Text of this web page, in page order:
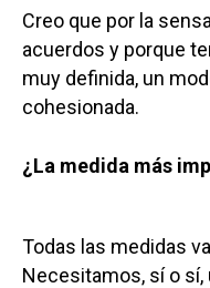
Creo que por la
acuerdos y porque
muy definida, un
cohesionada.
¿La medida más
Todas las medidas
Necesitamos, sí o